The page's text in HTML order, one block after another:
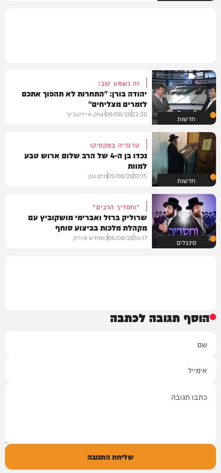
חדשות
זה נשמע טוב!
יהודה בורן: "התחרות לא תהפוך אתכם
לזמרים מצליחים"
22:30
08/08/26יצחק אייזיקוביץ'
חדשות
טרגדיה במקסיקו
נכדו בן ה-4 של הרב שלום ארוש טבע
למוות
10:15
09/08/26חיים גפן
סינגלים
"וחסדיך הרבים"
שרוליק ברזל ואברימי מושקוביץ עם
מקהלת מלכות בביצוע סוחף
14:17
06/08/26המחדש מיוזיק
הוסף תגובה לכתבה
שליחת התגובה